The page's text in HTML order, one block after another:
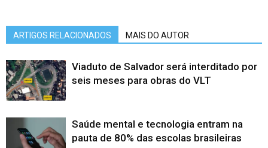
ARTIGOS RELACIONADOS MAIS DO AUTOR
Viaduto de Salvador será interditado por
seis meses para obras do VLT
Saúde mental e tecnologia entram na
pauta de 80% das escolas brasileiras